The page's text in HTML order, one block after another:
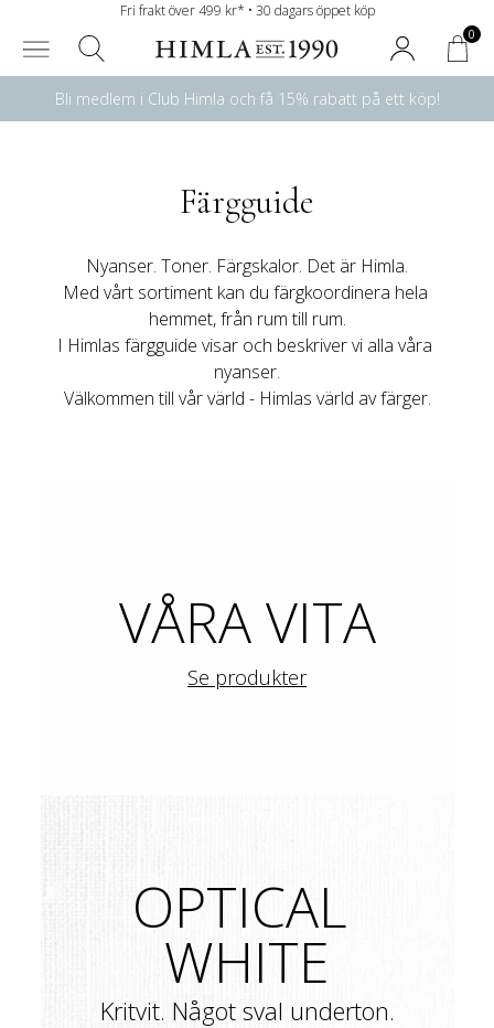
Fri frakt över 499 kr* • 30 dagars öppet köp
0
Bli medlem i Club Himla och få 15% rabatt på ett köp!
Färgguide
Nyanser. Toner. Färgskalor. Det är Himla.
Med vårt sortiment kan du färgkoordinera hela
hemmet, från rum till rum.
I Himlas färgguide visar och beskriver vi alla våra
nyanser.
Välkommen till vår värld - Himlas värld av färger.
VÅRA VITA
Se produkter
OPTICAL
WHITE
Kritvit. Något sval underton.